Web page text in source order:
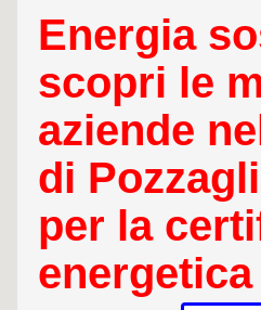
Energia
scopri le
aziende
di
per la
energetica